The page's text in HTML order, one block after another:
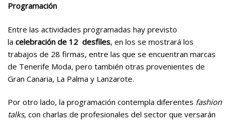
Programación
Entre las actividades programadas hay previsto
la celebración de 12 desfiles, en los se mostrará los
trabajos de 28 firmas, entre las que se encuentran marcas
de Tenerife Moda, pero también otras provenientes de
Gran Canaria, La Palma y Lanzarote.
Por otro lado, la programación contempla diferentes fashion
talks, con charlas de profesionales del sector que versarán